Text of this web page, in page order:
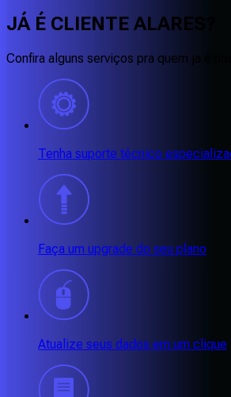
JÁ É CLIENTE ALARES
Confira alguns serviços pra quem ja é
Tenha suporte técnico
Faça um upgrade do seu plano
Atualize seus dados em um clique